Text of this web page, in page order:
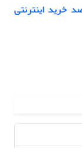
خرید اینترنتی